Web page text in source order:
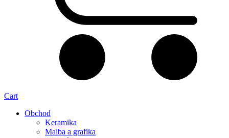
Cart
Obchod
Keramika
Malba a grafika